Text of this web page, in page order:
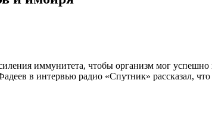
иммунитета, чтобы организм мог
в интервью радио «Спутник» рассказал,